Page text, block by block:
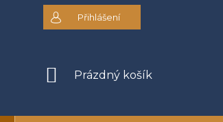
DOPRAVA A PLATBA OBCHODNÍ PODMÍNKY
Přihlášení
NÁKUPNÍ
Prázdný košík